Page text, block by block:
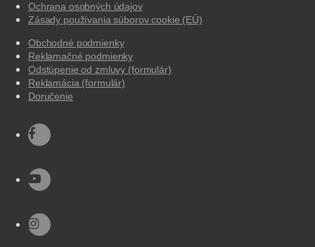
Ochrana osobných údajov
Zásady používania súborov cookie (EÚ)
Obchodné podmienky
Reklamačné podmienky
Odstúpenie od zmluvy (formulár)
Reklamácia (formulár)
Doručenie